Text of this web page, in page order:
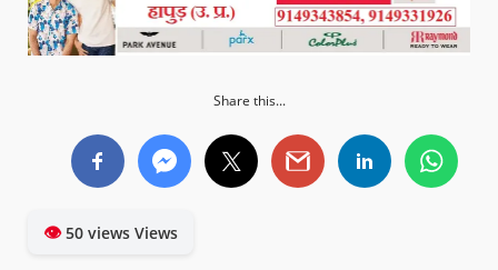
Share this...
👁50 views Views